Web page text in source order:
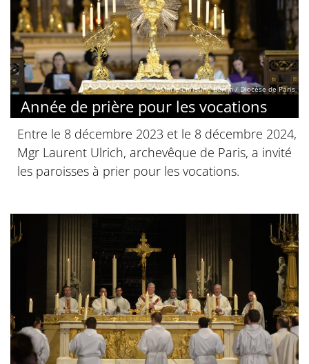
© Marie-Christine Bertin / Diocèse de Paris
Année de prière pour les vocations
Entre le 8 décembre 2023 et le 8 décembre 2024,
Mgr Laurent Ulrich, archevêque de Paris, a invité
les paroisses à prier pour les vocations.